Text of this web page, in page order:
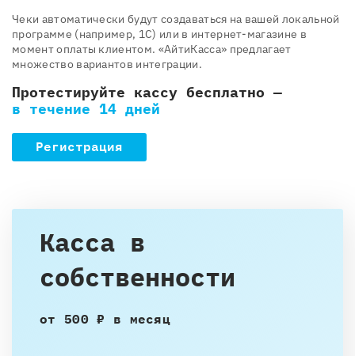
Чеки автоматически будут создаваться на вашей локальной
программе (например, 1С) или в интернет-магазине в
момент оплаты клиентом. «АйтиКасса» предлагает
множество вариантов интеграции.
Протестируйте кассу бесплатно —
в течение 14 дней
Регистрация
Касса в
собственности
от 500 ₽ в месяц